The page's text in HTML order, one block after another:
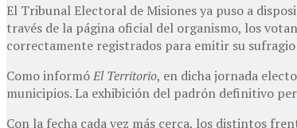
El Tribunal Electoral de Misiones ya puso a
través de la página oficial del organismo, los
correctamente registrados para emitir su
Como informóEl Territorio, en dicha jornada
municipios. La exhibición del padrón definitivo
Con la fecha cada vez más cerca, los distintos